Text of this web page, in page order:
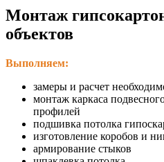
Монтаж
объектов
Выполняем:
замеры и расчет
монтаж каркаса
профилей
подшивка потолка
изготовление коробов и
армирование стыков